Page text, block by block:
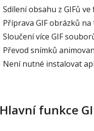
Sdílení obsahu z GIFů
Příprava GIF obrázků
Sloučení více GIF
Převod snímků
Není nutné instalovat
Hlavní funkce